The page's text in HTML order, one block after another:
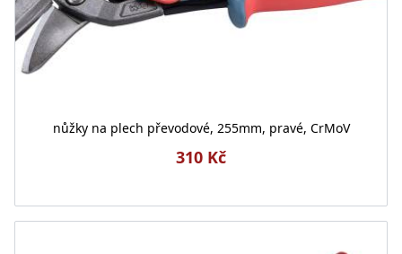
nůžky na plech převodové, 255mm, pravé, CrMoV
310 Kč